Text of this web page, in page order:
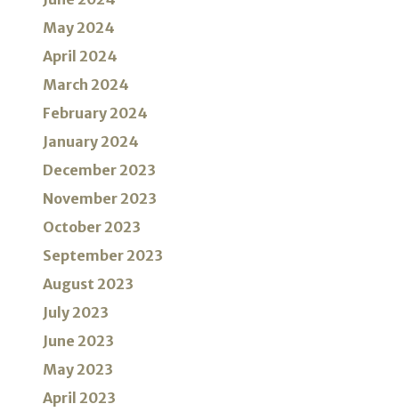
May 2024
April 2024
March 2024
February 2024
January 2024
December 2023
November 2023
October 2023
September 2023
August 2023
July 2023
June 2023
May 2023
April 2023